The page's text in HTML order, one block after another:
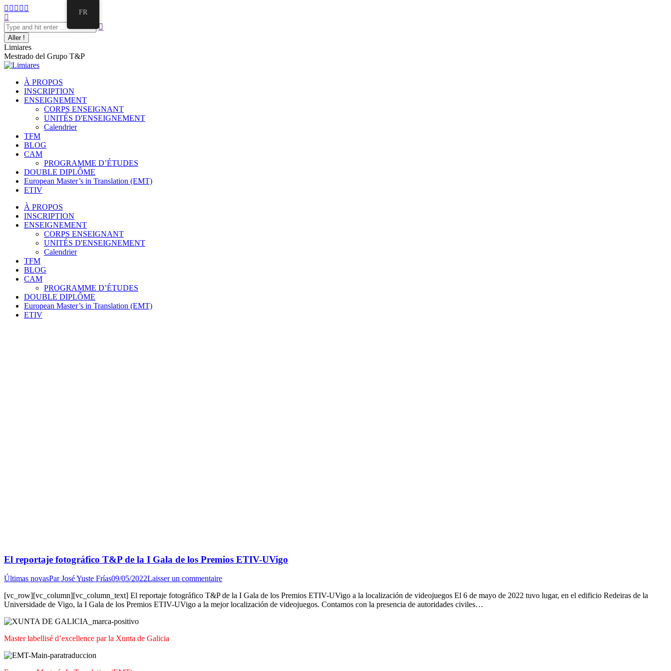
Aller
au
contenu
La
Facebook
s'ouvre
dans
une
nouvelle
fenêtre
La
Twitter
s'ouvre
dans
une
nouvelle
fenêtre
La
E-
mail
s'ouvre
dans
une
nouvelle
fenêtre
La
Instagram
s'ouvre
dans
une
nouvelle
fenêtre
LinkedIn
s'ouvre
dans
une
nouvelle
fenêtre
Recherche
Limiares
Mestrado del Grupo T&P
À PROPOS
INSCRIPTION
ENSEIGNEMENT
CORPS ENSEIGNANT
UNITÉS D'ENSEIGNEMENT
Calendrier
TFM
BLOG
CAM
PROGRAMME D’ÉTUDES
DOUBLE DIPLÔME
European Master’s in Translation (EMT)
ETIV
À PROPOS
INSCRIPTION
ENSEIGNEMENT
CORPS ENSEIGNANT
UNITÉS D'ENSEIGNEMENT
Calendrier
TFM
BLOG
CAM
PROGRAMME D’ÉTUDES
DOUBLE DIPLÔME
European Master’s in Translation (EMT)
ETIV
El reportaje fotográfico T&P de la I Gala de los Premios ETIV-UVigo
Últimas novasParJosé Yuste Frías09/05/2022Laisser un commentaire
[vc_row][vc_column][vc_column_text] El reportaje fotográfico T&P de la I Gala de los Premios ETIV-UVigo a la localización de videojuegos El 6 de mayo de 2022 tuvo lugar, en el edificio Redeiras de la
Universidade de Vigo, la I Gala de los Premios ETIV-UVigo a la mejor localización de videojuegos. Contamos con la presencia de autoridades civiles…
Master labellisé d’excellence par la Xunta de Galicia
FR